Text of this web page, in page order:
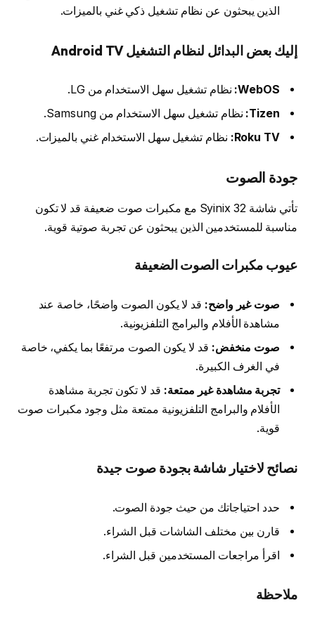
الذين يبحثون عن نظام تشغيل ذكي غني بالميزات.
إليك بعض البدائل لنظام التشغيل Android TV
WebOS: نظام تشغيل سهل الاستخدام من LG.
Tizen: نظام تشغيل سهل الاستخدام من Samsung.
Roku TV:
نظام تشغيل سهل الاستخدام غني بالميزات.
جودة الصوت
تأتي شاشة Syinix 32 مع مكبرات صوت ضعيفة قد لا تكون
مناسبة للمستخدمين الذين يبحثون عن تجربة صوتية قوية.
عيوب مكبرات الصوت الضعيفة
صوت غير واضح: قد لا يكون الصوت واضحًا، خاصة عند
مشاهدة الأفلام والبرامج التلفزيونية.
صوت منخفض: قد لا يكون الصوت مرتفعًا بما يكفي، خاصة
في الغرف الكبيرة.
تجربة مشاهدة غير ممتعة: قد لا تكون تجربة مشاهدة
الأفلام والبرامج التلفزيونية ممتعة مثل وجود مكبرات صوت
قوية.
نصائح لاختيار شاشة بجودة صوت جيدة
حدد احتياجاتك من حيث جودة الصوت.
قارن بين مختلف الشاشات قبل الشراء.
اقرأ مراجعات المستخدمين قبل الشراء.
ملاحظة